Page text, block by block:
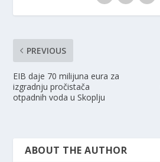
PREVIOUS
EIB daje 70 milijuna eura za
izgradnju pročistača
otpadnih voda u Skoplju
ABOUT THE AUTHOR